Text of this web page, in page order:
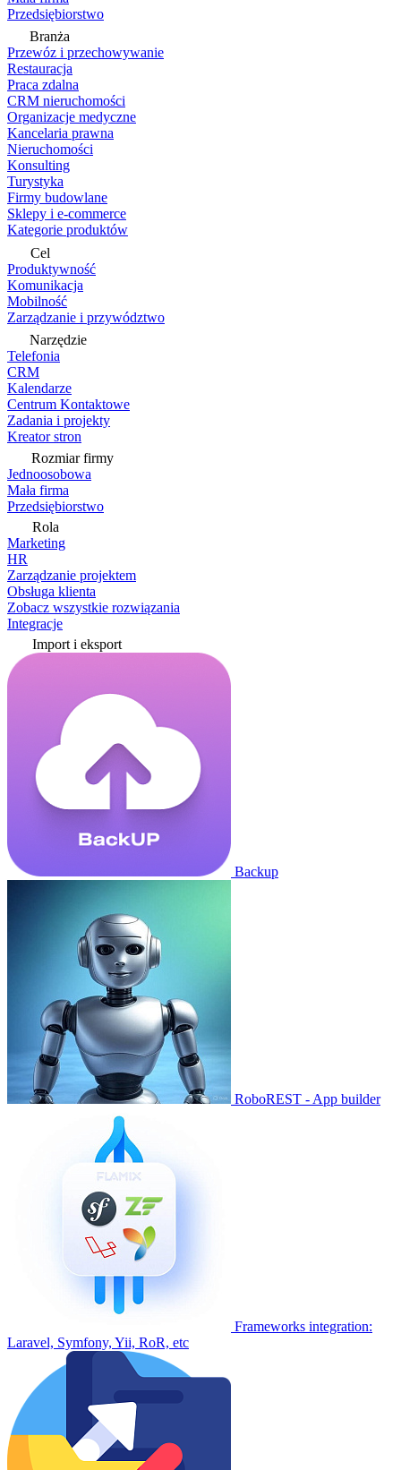
Przedsiębiorstwo
Branża
Przewóz i przechowywanie
Restauracja
Praca zdalna
CRM nieruchomości
Organizacje medyczne
Kancelaria prawna
Nieruchomości
Konsulting
Turystyka
Firmy budowlane
Sklepy i e-commerce
Kategorie produktów
Cel
Produktywność
Komunikacja
Mobilność
Zarządzanie i przywództwo
Narzędzie
Telefonia
CRM
Kalendarze
Centrum Kontaktowe
Zadania i projekty
Kreator stron
Rozmiar firmy
Jednoosobowa
Mała firma
Przedsiębiorstwo
Rola
Marketing
HR
Zarządzanie projektem
Obsługa klienta
Zobacz wszystkie rozwiązania
Integracje
Import i eksport
Backup
RoboREST - App builder
Frameworks integration:
Laravel, Symfony, Yii, RoR, etc